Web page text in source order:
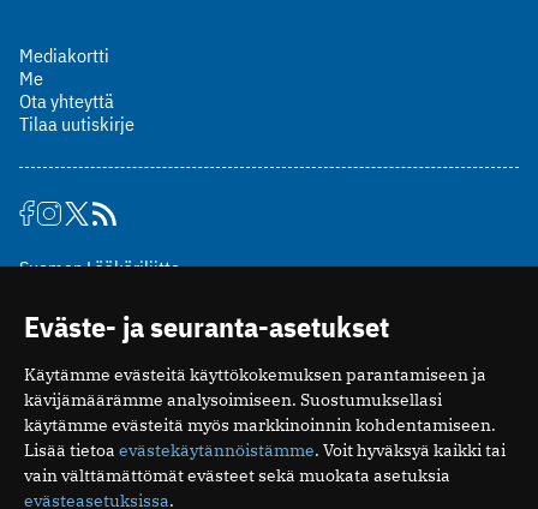
Mediakortti
Me
Ota yhteyttä
Tilaa uutiskirje
Suomen Lääkäriliitto
00510 Helsinki
puh. (09) 393 091
toimitus@potilaanlaakarilehti.fi
ISSN 2323-9476
Eväste- ja seuranta-asetukset
Käytämme evästeitä käyttökokemuksen parantamiseen ja
kävijämäärämme analysoimiseen. Suostumuksellasi
käytämme evästeitä myös markkinoinnin kohdentamiseen.
Lisää tietoa evästekäytännöistämme. Voit hyväksyä kaikki tai
vain välttämättömät evästeet sekä muokata asetuksia
evästeasetuksissa.